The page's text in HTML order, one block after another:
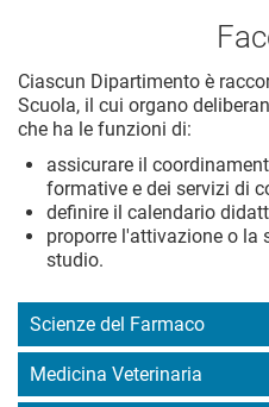
Ciascun Dipartimento è
Scuola, il cui organo
che ha le funzioni di:
assicurare il
formative e dei servizi di
definire il calendario
proporre l'attivazione o la
studio.
Scienze del Farmaco
Medicina Veterinaria